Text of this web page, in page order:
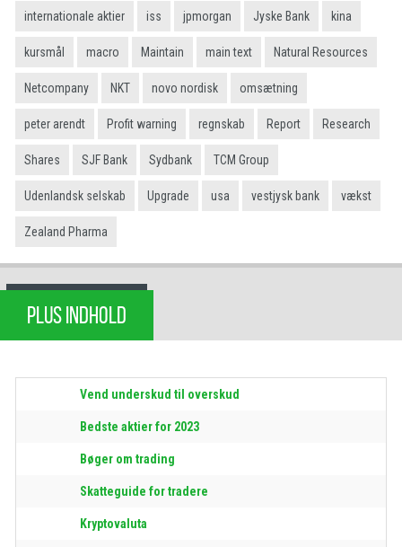
internationale aktier iss jpmorgan Jyske Bank kina
kursmål macro Maintain main text Natural Resources
Netcompany NKT novo nordisk omsætning
peter arendt Profit warning regnskab Report Research
Shares SJF Bank Sydbank TCM Group
Udenlandsk selskab Upgrade usa vestjysk bank vækst
Zealand Pharma
PLUS INDHOLD
Vend underskud til overskud
Bedste aktier for 2023
Bøger om trading
Skatteguide for tradere
Kryptovaluta